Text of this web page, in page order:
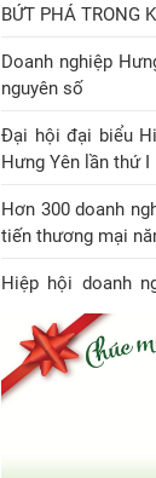
BỨT PHÁ TRONG
Doanh nghiệp
nguyên số
Đại hội đại biểu
Hưng Yên lần thứ I
Hơn 300 doanh
tiến thương mại
Hiệp hội doanh
Huân chương Lao
Gợi mở giải pháp
tỉnh Hưng Yên phát
Ông Đỗ Văn Vẻ